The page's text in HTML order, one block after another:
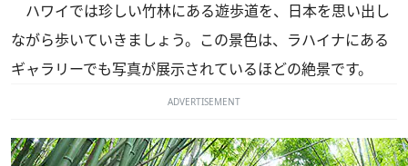
ハワイでは珍しい竹林にある遊歩道を、日本を思い出し
ながら歩いていきましょう。この景色は、ラハイナにある
ギャラリーでも写真が展示されているほどの絶景です。
ADVERTISEMENT